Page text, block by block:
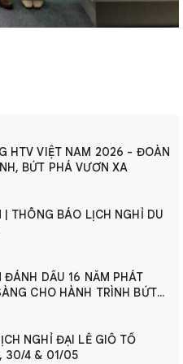
VIỆT NAM 2026 - ĐOÀN
BỨT PHÁ VƯƠN XA
| THÔNG BÁO LỊCH NGHỈ DU
ĐÁNH DẤU 16 NĂM PHÁT
CHO HÀNH TRÌNH BỨT
NGHỈ ĐẠI LỄ GIỖ TỔ
30/4 & 01/05